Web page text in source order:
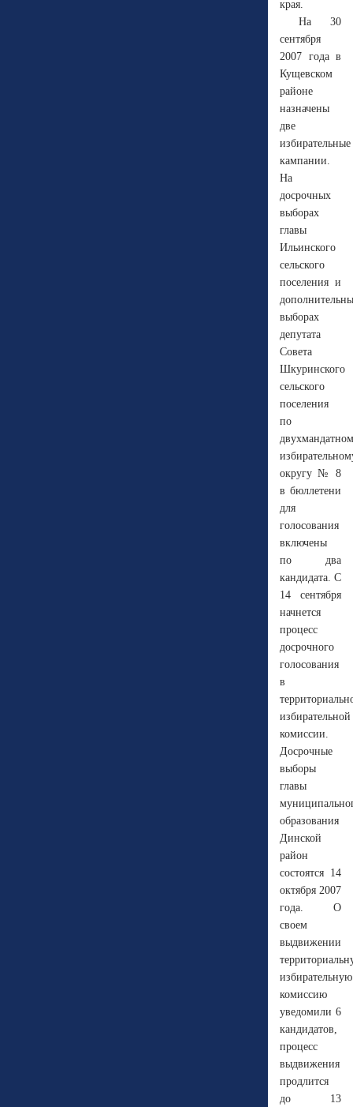
края.
На 30
сентября
2007 года в
Кущевском
районе
назначены
две
избирательные
кампании.
На
досрочных
выборах
главы
Ильинского
сельского
поселения и
выборах
депутата
Совета
Шкуринского
сельского
поселения
по
округу № 8
в бюллетени
для
голосования
включены
по два
кандидата. С
14 сентября
начнется
процесс
досрочного
голосования
в
избирательной
комиссии.
Досрочные
выборы
главы
образования
Динской
район
состоятся 14
октября 2007
года. О
своем
выдвижении
избирательную
комиссию
уведомили 6
кандидатов,
процесс
выдвижения
продлится
до 13